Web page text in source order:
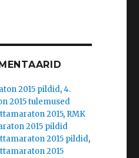
2015 pildid,4.
2015 tulemused
2015, RMK
2015 pildid
2015 pildid,
2015